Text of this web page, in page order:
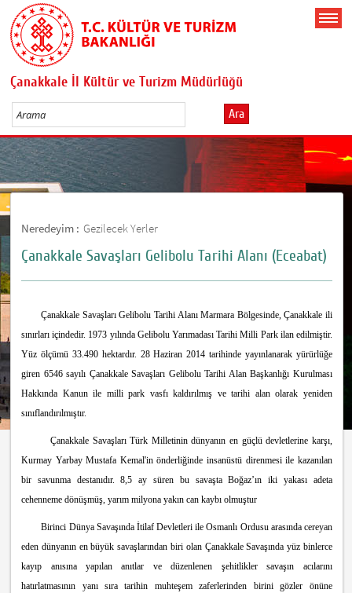
Çanakkale İl Kültür ve Turizm Müdürlüğü
Ara
Neredeyim : Gezilecek Yerler
Çanakkale Savaşları Gelibolu Tarihi Alanı (Eceabat)
Çanakkale Savaşları Gelibolu Tarihi Alanı Marmara Bölgesinde, Çanakkale ili
sınırları içindedir. 1973 yılında Gelibolu Yarımadası Tarihi Milli Park ilan edilmiştir.
Yüz ölçümü 33.490 hektardır. 28 Haziran 2014 tarihinde yayınlanarak yürürlüğe
giren 6546 sayılı Çanakkale Savaşları Gelibolu Tarihi Alan Başkanlığı Kurulması
Hakkında Kanun ile milli park vasfı kaldırılmış ve tarihi alan olarak yeniden
sınıflandırılmıştır.
Çanakkale Savaşları Türk Milletinin dünyanın en güçlü devletlerine karşı,
Kurmay Yarbay Mustafa Kemal'in önderliğinde insanüstü direnmesi ile kazanılan
bir savunma destanıdır. 8,5 ay süren bu savaşta Boğaz’ın iki yakası adeta
cehenneme dönüşmüş, yarım milyona yakın can kaybı olmuştur
Birinci Dünya Savaşında İtilaf Devletleri ile Osmanlı Ordusu arasında cereyan
eden dünyanın en büyük savaşlarından biri olan Çanakkale Savaşında yüz binlerce
kayıp anısına yapılan anıtlar ve düzenlenen şehitlikler savaşın acılarını
hatırlatmasının yanı sıra tarihin muhteşem zaferlerinden birini gözler önüne